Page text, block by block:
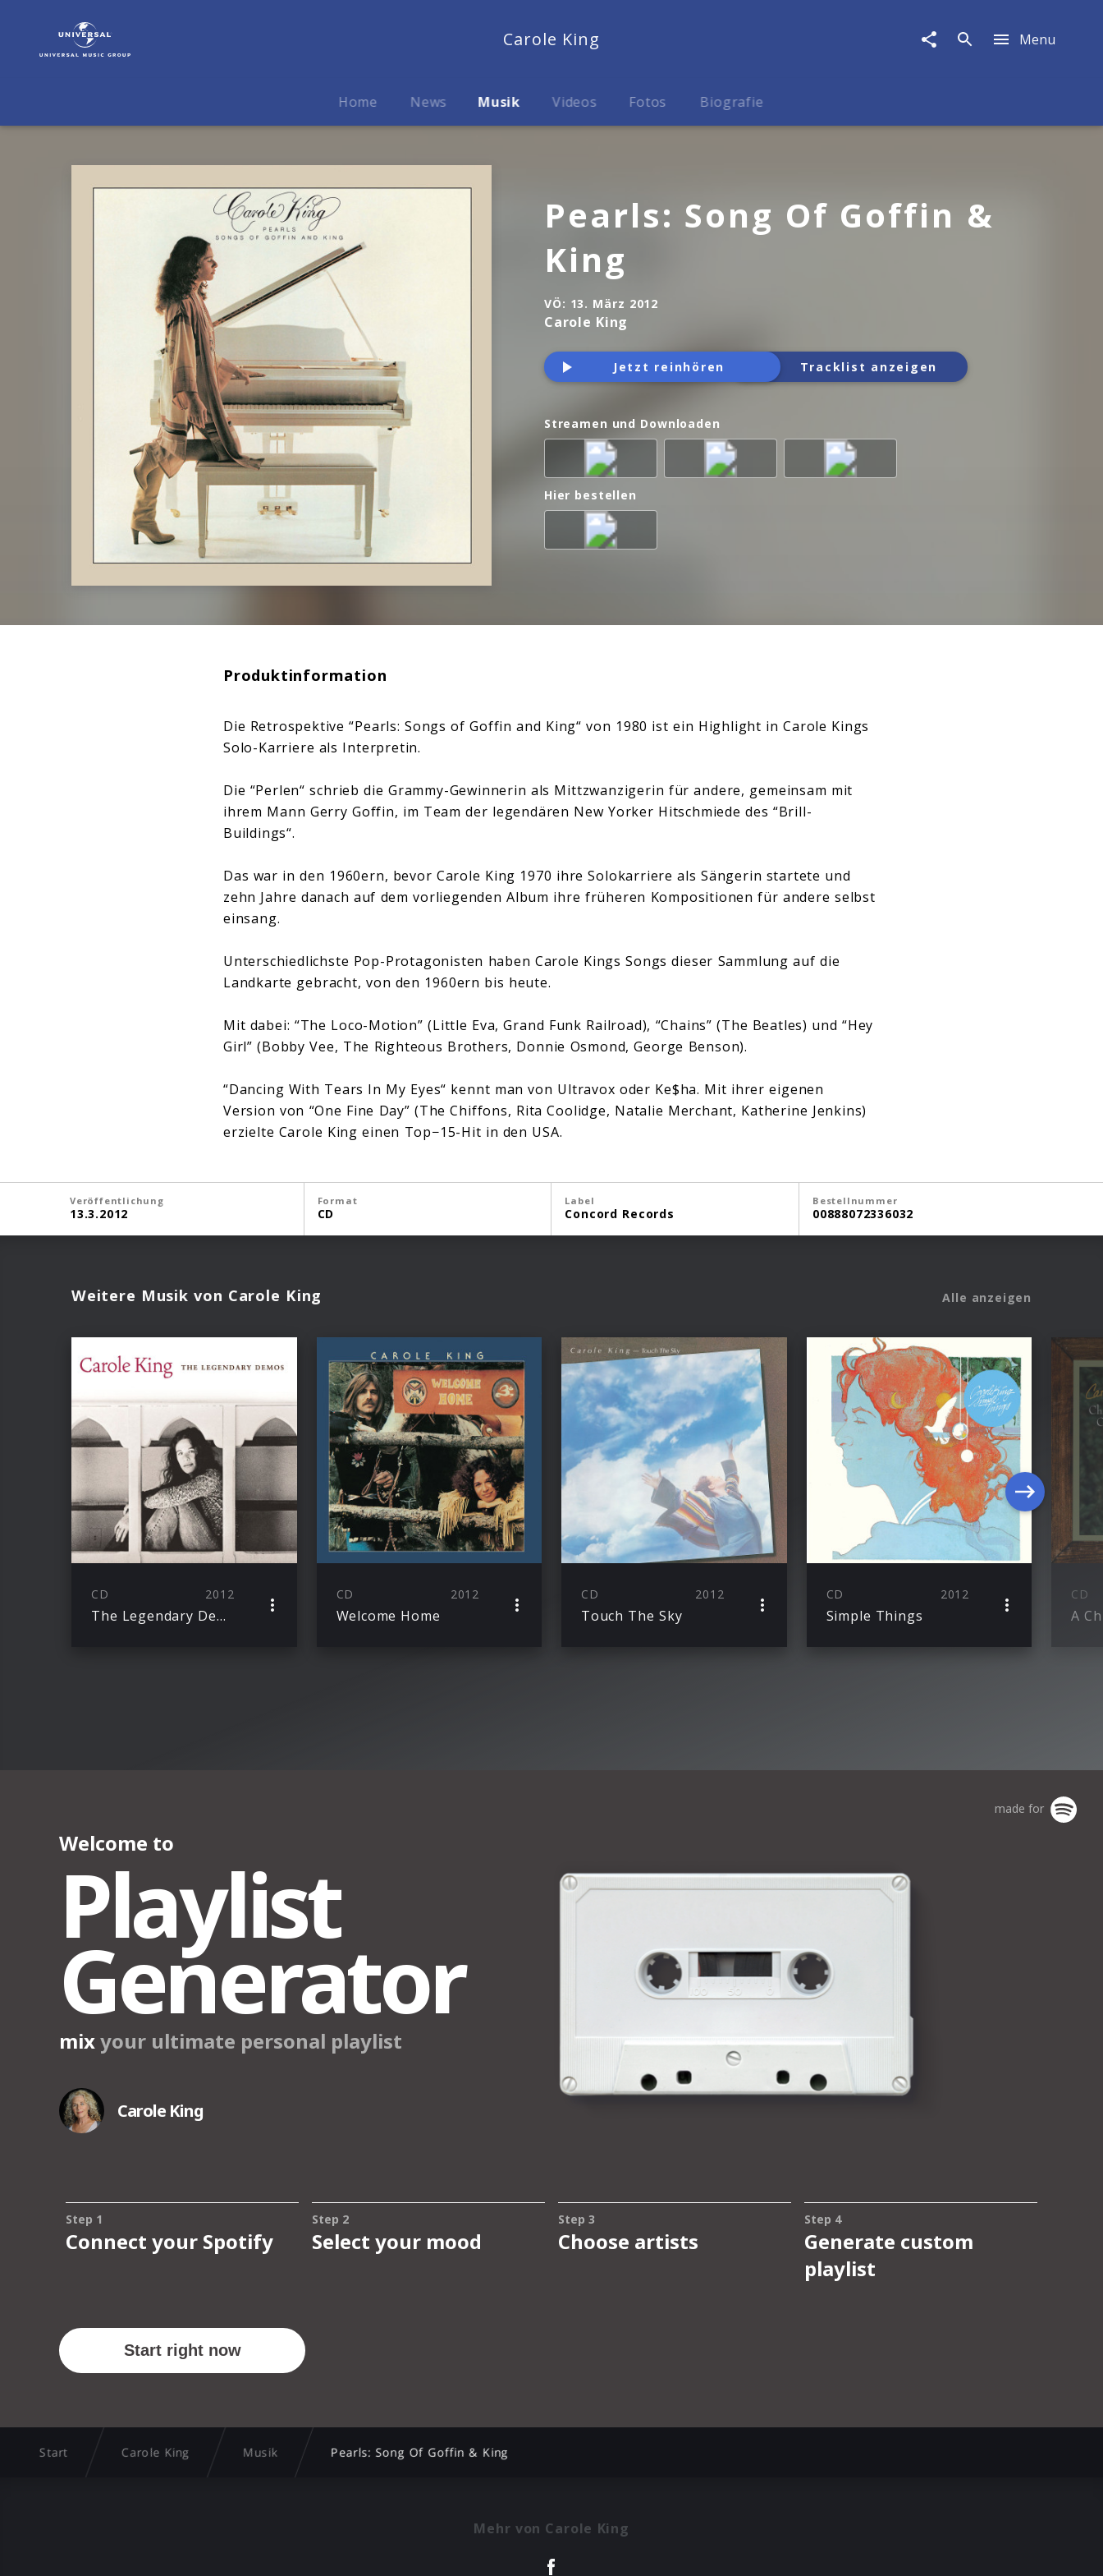
Song
Carole King Menu
Home News Musik Videos Fotos Biografie
Pearls: Song Of Goffin &
King
VÖ: 13. März 2012
Carole King
Jetzt reinhören Tracklist anzeigen
Streamen und Downloaden
Hier bestellen
Produktinformation
Die Retrospektive “Pearls: Songs of Goffin and King“ von 1980 ist ein Highlight in Carole Kings
Solo-Karriere als Interpretin.
Die “Perlen“ schrieb die Grammy-Gewinnerin als Mittzwanzigerin für andere, gemeinsam mit
ihrem Mann Gerry Goffin, im Team der legendären New Yorker Hitschmiede des “Brill-
Buildings“.
Das war in den 1960ern, bevor Carole King 1970 ihre Solokarriere als Sängerin startete und
zehn Jahre danach auf dem vorliegenden Album ihre früheren Kompositionen für andere selbst
einsang.
Unterschiedlichste Pop-Protagonisten haben Carole Kings Songs dieser Sammlung auf die
Landkarte gebracht, von den 1960ern bis heute.
Mit dabei: “The Loco-Motion” (Little Eva, Grand Funk Railroad), “Chains” (The Beatles) und “Hey
Girl” (Bobby Vee, The Righteous Brothers, Donnie Osmond, George Benson).
“Dancing With Tears In My Eyes“ kennt man von Ultravox oder Ke$ha. Mit ihrer eigenen
Version von “One Fine Day” (The Chiffons, Rita Coolidge, Natalie Merchant, Katherine Jenkins)
erzielte Carole King einen Top−15-Hit in den USA.
Veröffentlichung
13.3.2012
Format
CD
Label
Concord Records
Bestellnummer
00888072336032
Weitere Musik von Carole King Alle anzeigen
CD 2012
The Legendary Demos
CD 2012
Welcome Home
CD 2012
Touch The Sky
CD 2012
Simple Things
CD
A
Start Carole King Musik Pearls: Song Of Goffin & King
Mehr von Carole King